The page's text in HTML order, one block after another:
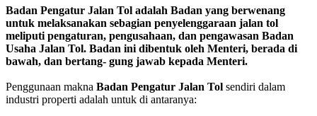
Badan Pengatur Jalan Tol adalah Badan yang berwenang
untuk melaksanakan sebagian penyelenggaraan jalan tol
meliputi pengaturan, pengusahaan, dan pengawasan Badan
Usaha Jalan Tol. Badan ini dibentuk oleh Menteri, berada di
bawah, dan bertang- gung jawab kepada Menteri.
Penggunaan makna Badan Pengatur Jalan Tol sendiri dalam
industri properti adalah untuk di antaranya: